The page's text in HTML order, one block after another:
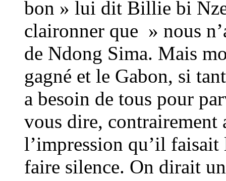
bon » lui dit Billie bi
claironner que » nous
de Ndong Sima. Mais
gagné et le Gabon, si
a besoin de tous pour
vous dire,
l’impression qu’il
faire silence. On dirait